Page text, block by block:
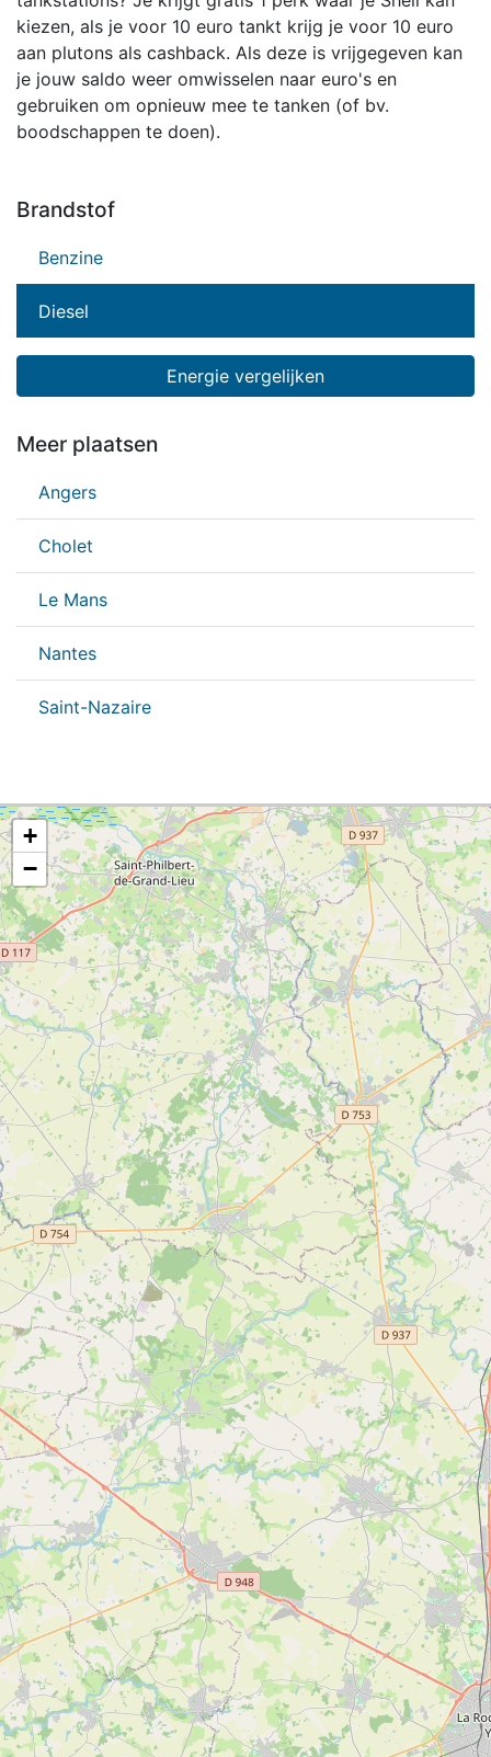
kiezen, als je voor 10 euro tankt krijg je voor 10 euro
aan plutons als cashback. Als deze is vrijgegeven kan
je jouw saldo weer omwisselen naar euro's en
gebruiken om opnieuw mee te tanken (of bv.
boodschappen te doen).
Brandstof
Benzine
Diesel
Energie vergelijken
Meer plaatsen
Angers
Cholet
Le Mans
Nantes
Saint-Nazaire
+
−